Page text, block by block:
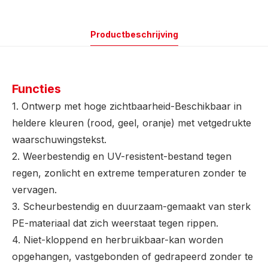
Productbeschrijving
Functies
1. Ontwerp met hoge zichtbaarheid-Beschikbaar in
heldere kleuren (rood, geel, oranje) met vetgedrukte
waarschuwingstekst.
2. Weerbestendig en UV-resistent-bestand tegen
regen, zonlicht en extreme temperaturen zonder te
vervagen.
3. Scheurbestendig en duurzaam-gemaakt van sterk
PE-materiaal dat zich weerstaat tegen rippen.
4. Niet-kloppend en herbruikbaar-kan worden
opgehangen, vastgebonden of gedrapeerd zonder te